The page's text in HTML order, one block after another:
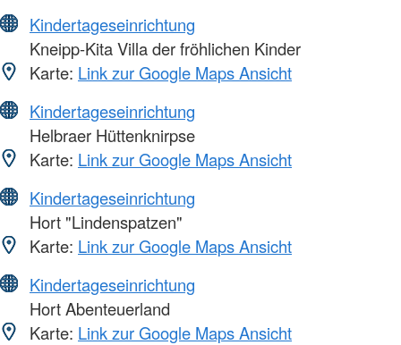
Kindertageseinrichtung
Kneipp-Kita Villa der fröhlichen Kinder
Karte: Link zur Google Maps Ansicht
Kindertageseinrichtung
Helbraer Hüttenknirpse
Karte: Link zur Google Maps Ansicht
Kindertageseinrichtung
Hort "Lindenspatzen"
Karte: Link zur Google Maps Ansicht
Kindertageseinrichtung
Hort Abenteuerland
Karte: Link zur Google Maps Ansicht